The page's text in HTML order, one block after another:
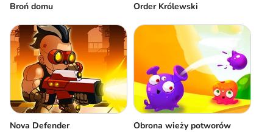
Broń domu Order Królewski
Nova Defender Obrona wieży potworów